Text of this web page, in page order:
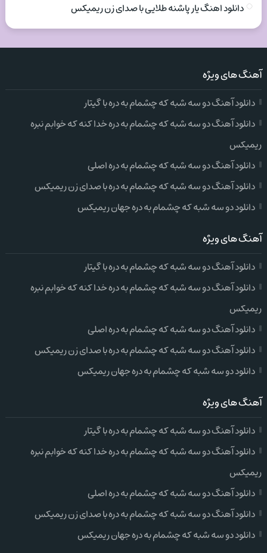
دانلود اهنگ یار پاشنه طلایی با صدای زن ریمیکس
آهنگ های ویژه
دانلود آهنگ دو سه شبه که چشمام به دره با گیتار
دانلود آهنگ دو سه شبه که چشمام به دره خدا کنه که خوابم نبره
ریمیکس
دانلود آهنگ دو سه شبه که چشمام به دره اصلی
دانلود آهنگ دو سه شبه که چشمام به دره با صدای زن ریمیکس
دانلود دو سه شبه که چشمام به دره جهان ریمیکس
آهنگ های ویژه
دانلود آهنگ دو سه شبه که چشمام به دره با گیتار
دانلود آهنگ دو سه شبه که چشمام به دره خدا کنه که خوابم نبره
ریمیکس
دانلود آهنگ دو سه شبه که چشمام به دره اصلی
دانلود آهنگ دو سه شبه که چشمام به دره با صدای زن ریمیکس
دانلود دو سه شبه که چشمام به دره جهان ریمیکس
آهنگ های ویژه
دانلود آهنگ دو سه شبه که چشمام به دره با گیتار
دانلود آهنگ دو سه شبه که چشمام به دره خدا کنه که خوابم نبره
ریمیکس
دانلود آهنگ دو سه شبه که چشمام به دره اصلی
دانلود آهنگ دو سه شبه که چشمام به دره با صدای زن ریمیکس
دانلود دو سه شبه که چشمام به دره جهان ریمیکس